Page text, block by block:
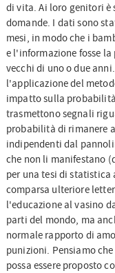
di vita. Ai loro genitori è
domande. I dati sono
mesi, in modo che i
e l'informazione fosse
vecchi di uno o due
l'applicazione del
impatto sulla
trasmettono segnali
probabilità di rimanere
indipendenti dal
che non li manifestano
per una tesi di statistica
comparsa ulteriore
l'educazione al vasino
parti del mondo, ma
normale rapporto di
punizioni. Pensiamo
possa essere proposto